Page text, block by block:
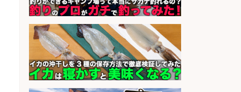
計」
sponsored by 求人ボックス
8月開始/釣り具メーカーでの営業ア
シスタントのお仕事/残業なし/即日
勤務可/営業事務/軽作業